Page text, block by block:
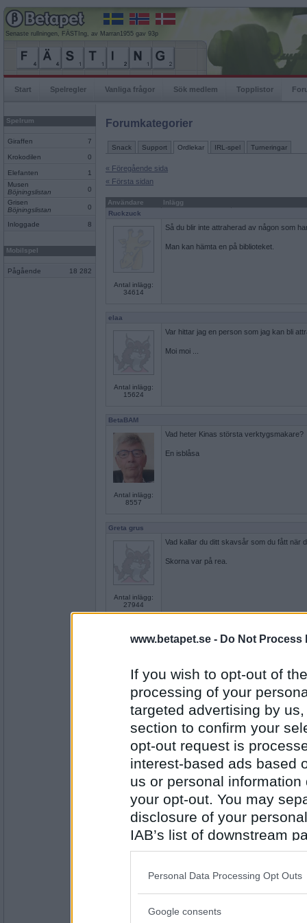
www.betapet.se - Do Not Process
If you wish to opt-out of
processing of your
targeted advertising by
section to confirm your
opt-out request is
interest-based ads based
us or personal
your opt-out. You may
disclosure of your
IAB’s list of downstream
also be disclosed by us
Downstream Participants
Please note that this
Personal Data Processing Opt Outs
Google consents
Senaste rullningen, FÄSTIng, av Marran1955 gav 93p
Start Spelregler Vanliga frågor Sök medlem Topplistor
Spelrum
Giraffen 7
Krokodilen 0
Elefanten
1
Musen
Böjningslistan
0
Grisen
Böjningslistan
0
Inloggade 8
Mobilspel
Pågående 18 282
Forumkategorier
Snack Support Ordlekar IRL-spel Turneringar
« Föregående sida
« Första sidan
Användare
Inlägg
Ruckzuck
Antal inlägg:
34614
Så du blir inte attraherad av någon som
Man kan hämta en på biblioteket.
elaa
Antal inlägg:
15624
Var hittar jag en person som jag kan bli
Moi moi ...
BetaBAM
Antal inlägg:
8557
Vad heter Kinas största verktygsmakare?
En isblåsa
Greta grus
Antal inlägg:
27944
Vad kallar du ditt skavsår som du fått när
Skorna var på rea.
Antal inlägg:
15624
Har du ont i ryggen fortfarande efter en
asasan
Antal inlägg:
2422
Lever du på bananer?
En diskmaskin!
Ruckzuck
Antal inlägg:
Vad är bättre än ett kassaskåp att förvara
Släpp fångarne loss!